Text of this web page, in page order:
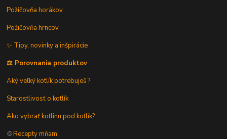
Požičovňa horákov
Požičovňa hrncov
✨ Tipy, novinky a inšpirácie
⚖️ Porovnania produktov
Aký veľký kotlík potrebuješ ?
Starostlivosť o kotlík
Ako vybrať kotlinu pod kotlík?
🍲Recepty mňam